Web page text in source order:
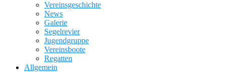
Vereinsgeschichte
News
Galerie
Segelrevier
Jugendgruppe
Vereinsboote
Regatten
Allgemein